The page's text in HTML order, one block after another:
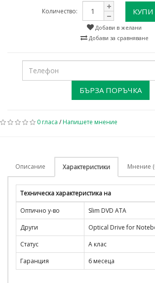
Количество: КУПИ
Добави в желани
Добави за сравняване
БЪРЗА ПОРЪЧКА
0 гласа /Напишете мнение
Описание Характеристики Мнение
Техническа характеристика на
Оптично у-во
Slim DVD ATA
Други
Optical Drive for
Статус
А клас
Гаранция
6 месеца